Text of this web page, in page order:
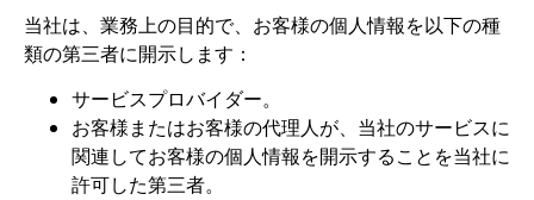
当社は、業務上の目的で、お客様の個人情報を以下の種
類の第三者に開示します：
サービスプロバイダー。
お客様またはお客様の代理人が、当社のサービスに
関連してお客様の個人情報を開示することを当社に
許可した第三者。